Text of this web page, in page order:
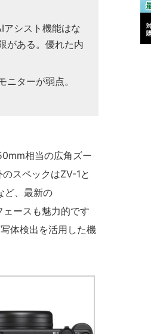
アシスト機能はな
がある。優れた内
ターが弱点。
相当の広角ズー
スペックはZV-1と
ど、最新の
ースも魅力的です
体検出を活用した機